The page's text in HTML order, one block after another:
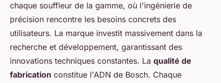
chaque souffleur de la gamme, où l'ingénierie de
précision rencontre les besoins concrets des
utilisateurs. La marque investit massivement dans la
recherche et développement, garantissant des
innovations techniques constantes. La qualité de
fabrication constitue l'ADN de Bosch. Chaque